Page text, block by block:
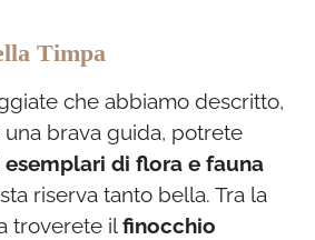
Timpa
che abbiamo descritto,
brava guida, potrete
esemplari di flora e fauna
riserva tanto bella. Tra la
troverete ilfinocchio